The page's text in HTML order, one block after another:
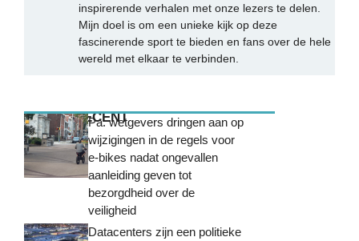
inspirerende verhalen met onze lezers te delen.
Mijn doel is om een unieke kijk op deze
fascinerende sport te bieden en fans over de hele
wereld met elkaar te verbinden.
MEEST RECENTPa. wetgevers dringen aan op
wijzigingen in de regels voor
e-bikes nadat ongevallen
aanleiding geven tot
bezorgdheid over de
veiligheid
Datacenters zijn een politieke